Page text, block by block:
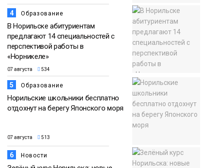
4 Образование
В Норильске абитуриентам
предлагают 14 специальностей с
перспективой работы в
«Норникеле»
07 августа 534
5 Образование
Норильские школьники бесплатно
отдохнут на берегу Японского моря
07 августа 513
6 Новости